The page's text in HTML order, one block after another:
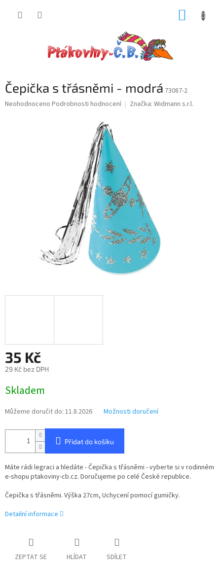
Čepička s třásněmi - modrá 73087-2
Průměrné
Neohodnoceno Podrobnosti hodnocení Značka: Widmann s.r.l.
35 Kč
29 Kč bez DPH
cena:
Skladem
Můžeme doručit do: 11.8.2026 Možnosti doručení
Přidat do košíku
Máte rádi legraci a hledáte - Čepička s třásněmi - vyberte si v rodinném
e-shopu ptakoviny-cb.cz. Doručujeme po celé České republice.
Čepička s třásněmi. Výška 27cm, Uchycení pomocí gumičky.
Detailní informace
ZEPTAT SE HLÍDAT SDÍLET